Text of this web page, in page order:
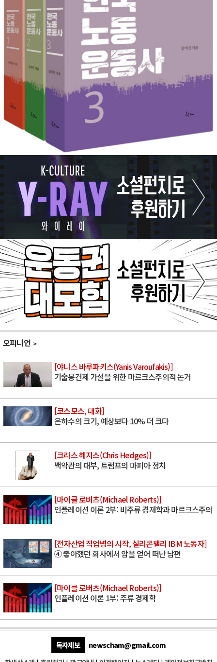
오피니언
[야니스 바루파키스(Yanis Varoufakis)]
기술봉건제 가설을 위한 마르크스주의적 논거
[코스모스, 대화]
은하수의 크기, 예상보다 10% 더 크다
[크리스 헤지스(Chris Hedges)]
백악관의 대부, 트럼프의 마피아 정치
[마이클 로버츠(Michael Roberts)]
인플레이션 이론 2부: 비주류 경제학과 마르크스주의
[전자산업 직업병의 시작, 실리콘밸리 IBM 노동자]
④ 좋아했던 회사에서 암을 얻어 떠난 남편
[마이클 로버츠(Michael Roberts)]
인플레이션 이론 1부: 주류 경제학
독자제보
newscham@gmail.com